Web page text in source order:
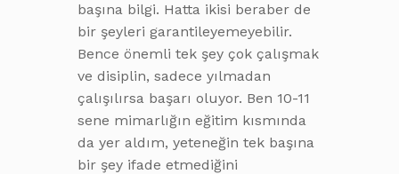
başına bilgi. Hatta ikisi beraber de
bir şeyleri garantileyemeyebilir.
Bence önemli tek şey çok çalışmak
ve disiplin, sadece yılmadan
çalışılırsa başarı oluyor. Ben 10-11
sene mimarlığın eğitim kısmında
da yer aldım, yeteneğin tek başına
bir şey ifade etmediğini